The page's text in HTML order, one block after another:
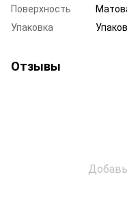
Поверхность
Упаковка
Отзывы